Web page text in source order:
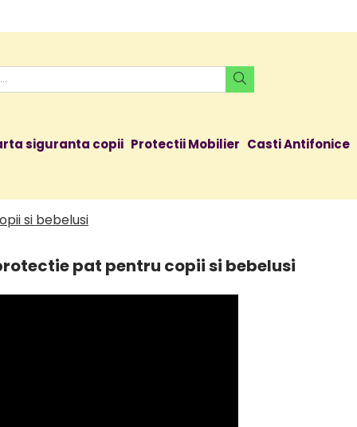
siguranta copii Protectii Mobilier Casti Antifonice
si bebelusi
pat pentru copii si bebelusi